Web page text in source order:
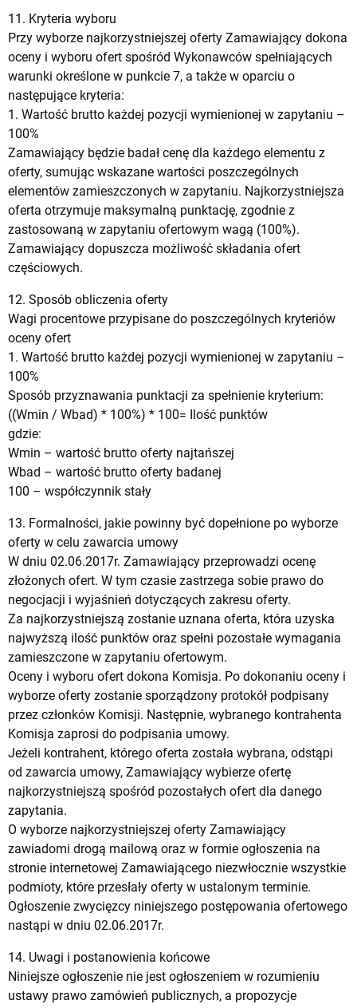
11. Kryteria wyboru
Przy wyborze najkorzystniejszej oferty Zamawiający dokona
oceny i wyboru ofert spośród Wykonawców spełniających
warunki określone w punkcie 7, a także w oparciu o
następujące kryteria:
1. Wartość brutto każdej pozycji wymienionej w zapytaniu –
100%
Zamawiający będzie badał cenę dla każdego elementu z
oferty, sumując wskazane wartości poszczególnych
elementów zamieszczonych w zapytaniu. Najkorzystniejsza
oferta otrzymuje maksymalną punktację, zgodnie z
zastosowaną w zapytaniu ofertowym wagą (100%).
Zamawiający dopuszcza możliwość składania ofert
częściowych.
12. Sposób obliczenia oferty
Wagi procentowe przypisane do poszczególnych kryteriów
oceny ofert
1. Wartość brutto każdej pozycji wymienionej w zapytaniu –
100%
Sposób przyznawania punktacji za spełnienie kryterium:
((Wmin / Wbad) * 100%) * 100= Ilość punktów
gdzie:
Wmin – wartość brutto oferty najtańszej
Wbad – wartość brutto oferty badanej
100 – współczynnik stały
13. Formalności, jakie powinny być dopełnione po wyborze
oferty w celu zawarcia umowy
W dniu 02.06.2017r. Zamawiający przeprowadzi ocenę
złożonych ofert. W tym czasie zastrzega sobie prawo do
negocjacji i wyjaśnień dotyczących zakresu oferty.
Za najkorzystniejszą zostanie uznana oferta, która uzyska
najwyższą ilość punktów oraz spełni pozostałe wymagania
zamieszczone w zapytaniu ofertowym.
Oceny i wyboru ofert dokona Komisja. Po dokonaniu oceny i
wyborze oferty zostanie sporządzony protokół podpisany
przez członków Komisji. Następnie, wybranego kontrahenta
Komisja zaprosi do podpisania umowy.
Jeżeli kontrahent, którego oferta została wybrana, odstąpi
od zawarcia umowy, Zamawiający wybierze ofertę
najkorzystniejszą spośród pozostałych ofert dla danego
zapytania.
O wyborze najkorzystniejszej oferty Zamawiający
zawiadomi drogą mailową oraz w formie ogłoszenia na
stronie internetowej Zamawiającego niezwłocznie wszystkie
podmioty, które przesłały oferty w ustalonym terminie.
Ogłoszenie zwycięzcy niniejszego postępowania ofertowego
nastąpi w dniu 02.06.2017r.
14. Uwagi i postanowienia końcowe
Niniejsze ogłoszenie nie jest ogłoszeniem w rozumieniu
ustawy prawo zamówień publicznych, a propozycje